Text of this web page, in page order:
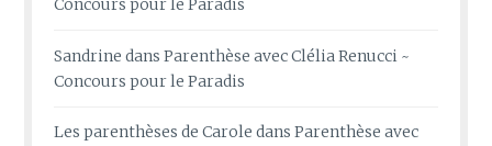
Concours pour le Paradis
Sandrine dansParenthèse avec Clélia Renucci ~
Concours pour le Paradis
Les parenthèses de Carole dansParenthèse avec